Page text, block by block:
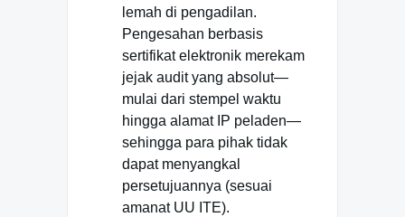
lemah di pengadilan.
Pengesahan berbasis
sertifikat elektronik merekam
jejak audit yang absolut—
mulai dari stempel waktu
hingga alamat IP peladen—
sehingga para pihak tidak
dapat menyangkal
persetujuannya (sesuai
amanat UU ITE).